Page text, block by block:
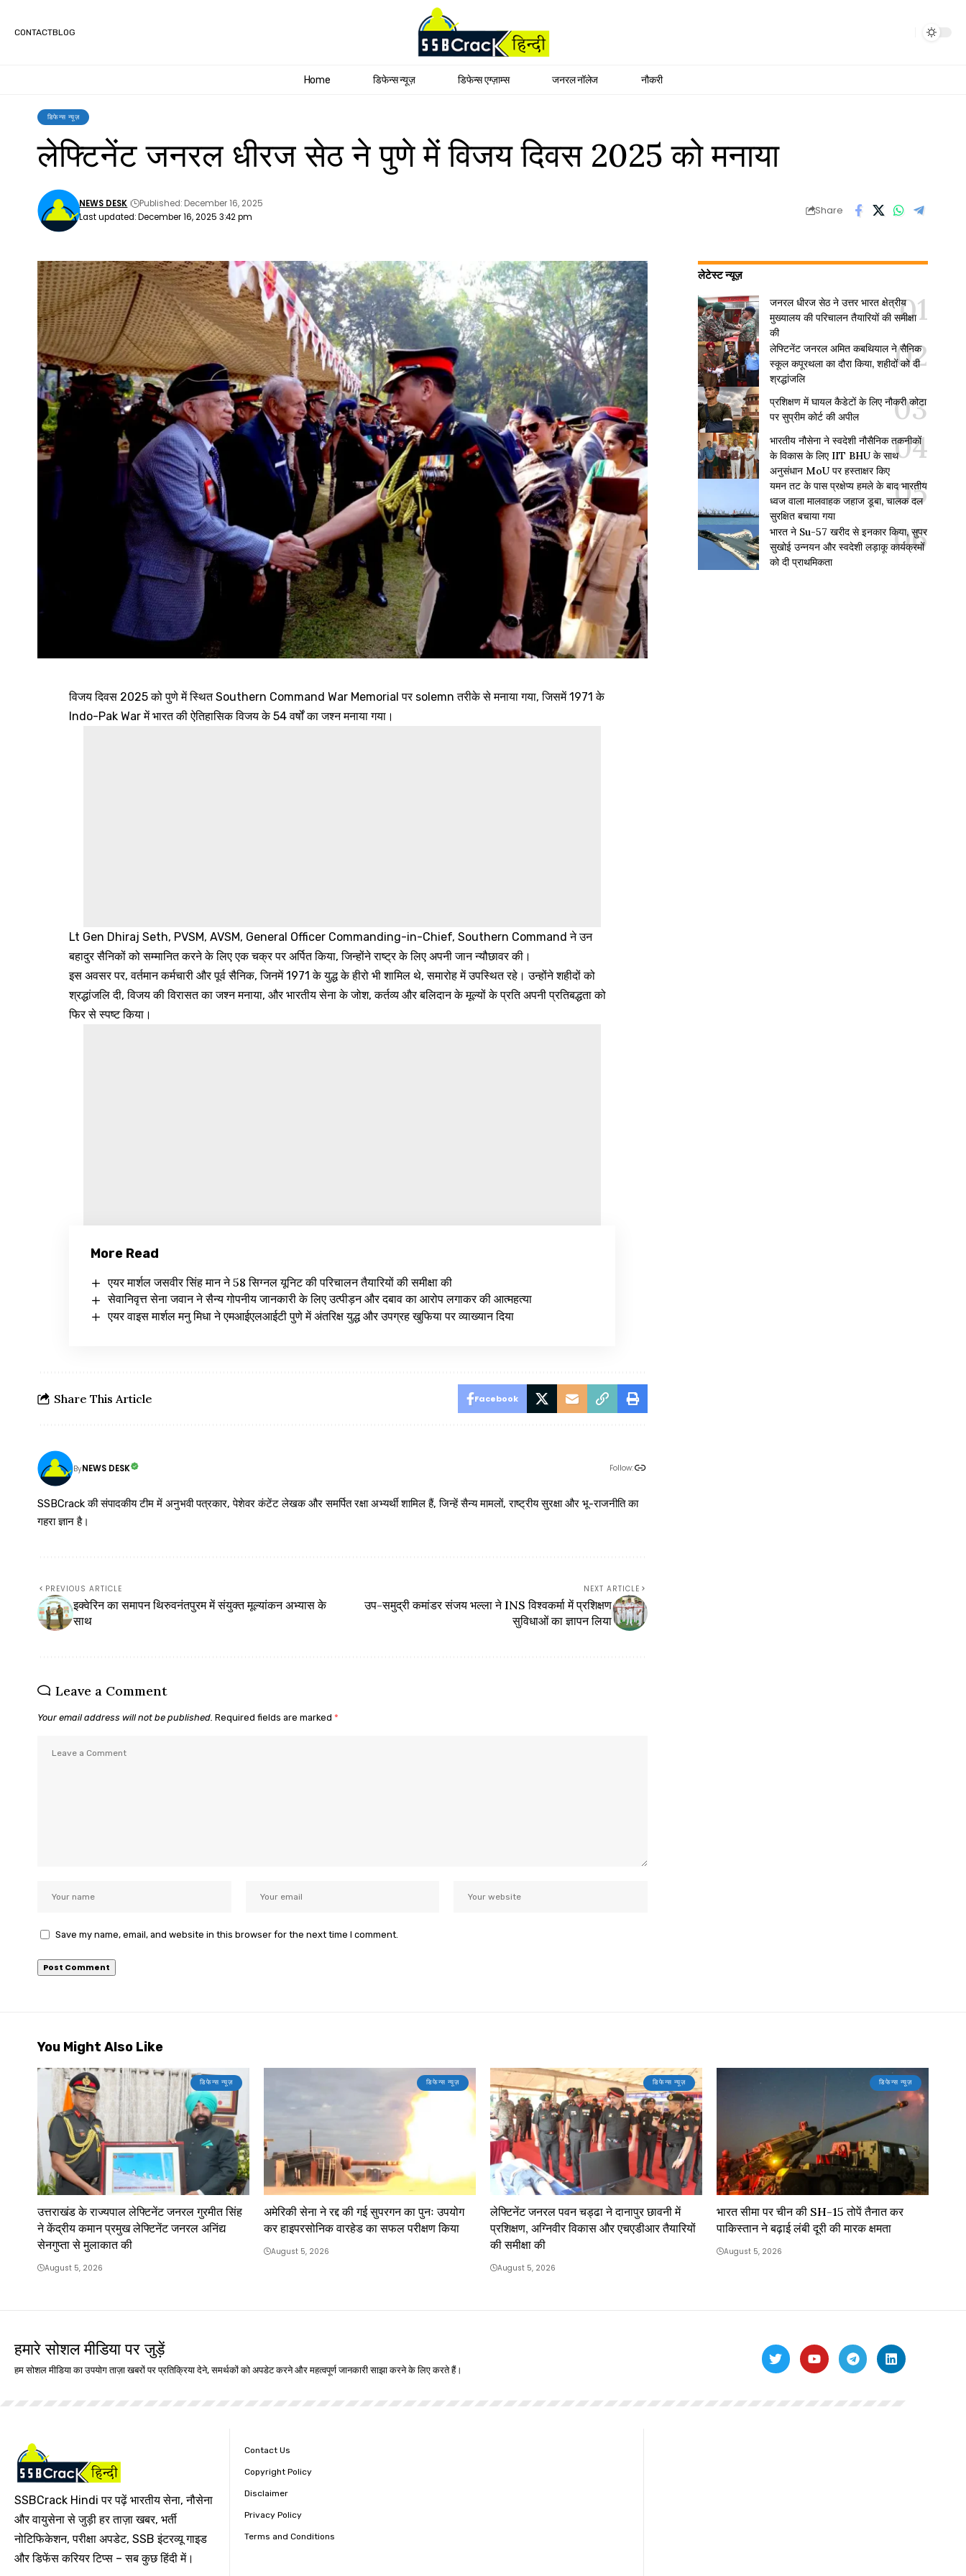
CONTACTBLOG
Home डिफेन्स न्यूज़ डिफेन्स एग्ज़ाम्स जनरल नॉलेज नौकरी
डिफेन्स न्यूज़
लेफ्टिनेंट जनरल धीरज सेठ ने पुणे में विजय दिवस 2025 को मनाया
Last updated: December 16, 2025 3:42 pm
NEWS DESK Published: December 16, 2025
Share
विजय दिवस 2025 को पुणे में स्थित Southern Command War Memorial पर solemn तरीके से मनाया गया, जिसमें 1971 के
Indo-Pak War में भारत की ऐतिहासिक विजय के 54 वर्षों का जश्न मनाया गया।
Lt Gen Dhiraj Seth, PVSM, AVSM, General Officer Commanding-in-Chief, Southern Command ने उन
बहादुर सैनिकों को सम्मानित करने के लिए एक चक्र पर अर्पित किया, जिन्होंने राष्ट्र के लिए अपनी जान न्यौछावर की।
इस अवसर पर, वर्तमान कर्मचारी और पूर्व सैनिक, जिनमें 1971 के युद्ध के हीरो भी शामिल थे, समारोह में उपस्थित रहे। उन्होंने शहीदों को
श्रद्धांजलि दी, विजय की विरासत का जश्न मनाया, और भारतीय सेना के जोश, कर्तव्य और बलिदान के मूल्यों के प्रति अपनी प्रतिबद्धता को
फिर से स्पष्ट किया।
More Read
एयर मार्शल जसवीर सिंह मान ने 58 सिग्नल यूनिट की परिचालन तैयारियों की समीक्षा की
सेवानिवृत्त सेना जवान ने सैन्य गोपनीय जानकारी के लिए उत्पीड़न और दबाव का आरोप लगाकर की आत्महत्या
एयर वाइस मार्शल मनु मिधा ने एमआईएलआईटी पुणे में अंतरिक्ष युद्ध और उपग्रह खुफिया पर व्याख्यान दिया
Share This Article Facebook
ByNEWS DESK Follow:
SSBCrack की संपादकीय टीम में अनुभवी पत्रकार, पेशेवर कंटेंट लेखक और समर्पित रक्षा अभ्यर्थी शामिल हैं, जिन्हें सैन्य मामलों, राष्ट्रीय सुरक्षा और भू-राजनीति का
गहरा ज्ञान है।
PREVIOUS ARTICLE
इक्वेरिन का समापन थिरुवनंतपुरम में संयुक्त मूल्यांकन अभ्यास के
साथ
NEXT ARTICLE
उप-समुद्री कमांडर संजय भल्ला ने INS विश्‍वकर्मा में प्रशिक्षण
सुविधाओं का ज्ञापन लिया
Leave a Comment
Your email address will not be published. Required fields are marked *
Save my name, email, and website in this browser for the next time I comment.
लेटेस्ट न्यूज़
जनरल धीरज सेठ ने उत्तर भारत क्षेत्रीय
मुख्यालय की परिचालन तैयारियों की समीक्षा
की
लेफ्टिनेंट जनरल अमित कबथियाल ने सैनिक
स्कूल कपूरथला का दौरा किया, शहीदों को दी
श्रद्धांजलि
प्रशिक्षण में घायल कैडेटों के लिए नौकरी कोटा
पर सुप्रीम कोर्ट की अपील
भारतीय नौसेना ने स्वदेशी नौसैनिक तकनीकों
के विकास के लिए IIT BHU के साथ
अनुसंधान MoU पर हस्ताक्षर किए
यमन तट के पास प्रक्षेप्य हमले के बाद भारतीय
ध्वज वाला मालवाहक जहाज डूबा, चालक दल
सुरक्षित बचाया गया
भारत ने Su-57 खरीद से इनकार किया, सुपर
सुखोई उन्नयन और स्वदेशी लड़ाकू कार्यक्रमों
को दी प्राथमिकता
You Might Also Like
डिफेन्स न्यूज़
उत्तराखंड के राज्यपाल लेफ्टिनेंट जनरल गुरमीत सिंह
ने केंद्रीय कमान प्रमुख लेफ्टिनेंट जनरल अनिंद्य
सेनगुप्ता से मुलाकात की
August 5, 2026
डिफेन्स न्यूज़
अमेरिकी सेना ने रद्द की गई सुपरगन का पुनः उपयोग
कर हाइपरसोनिक वारहेड का सफल परीक्षण किया
August 5, 2026
डिफेन्स न्यूज़
लेफ्टिनेंट जनरल पवन चड्ढा ने दानापुर छावनी में
प्रशिक्षण, अग्निवीर विकास और एचएडीआर तैयारियों
की समीक्षा की
August 5, 2026
डिफेन्स न्यूज़
भारत सीमा पर चीन की SH-15 तोपें तैनात कर
पाकिस्तान ने बढ़ाई लंबी दूरी की मारक क्षमता
August 5, 2026
हमारे सोशल मीडिया पर जुड़ें
हम सोशल मीडिया का उपयोग ताज़ा खबरों पर प्रतिक्रिया देने, समर्थकों को अपडेट करने और महत्वपूर्ण जानकारी साझा करने के लिए करते हैं।
SSBCrack Hindi पर पढ़ें भारतीय सेना, नौसेना
और वायुसेना से जुड़ी हर ताज़ा खबर, भर्ती
नोटिफिकेशन, परीक्षा अपडेट, SSB इंटरव्यू गाइड
और डिफेंस करियर टिप्स – सब कुछ हिंदी में।
Contact Us
Copyright Policy
Disclaimer
Privacy Policy
Terms and Conditions